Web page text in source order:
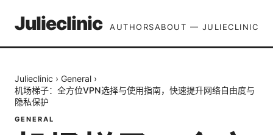
Julieclinic AUTHORSABOUT — JULIECLINIC
Julieclinic › General ›
机场梯子：全方位VPN选择与使用指南，快速提升网络自由度与
隐私保护
GENERAL